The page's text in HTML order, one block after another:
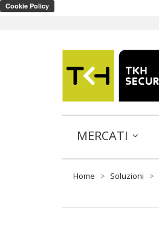
MERCATI
Home > Soluzioni >